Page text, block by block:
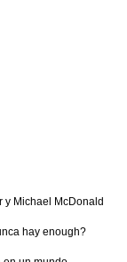
y Michael McDonald
hay enough?